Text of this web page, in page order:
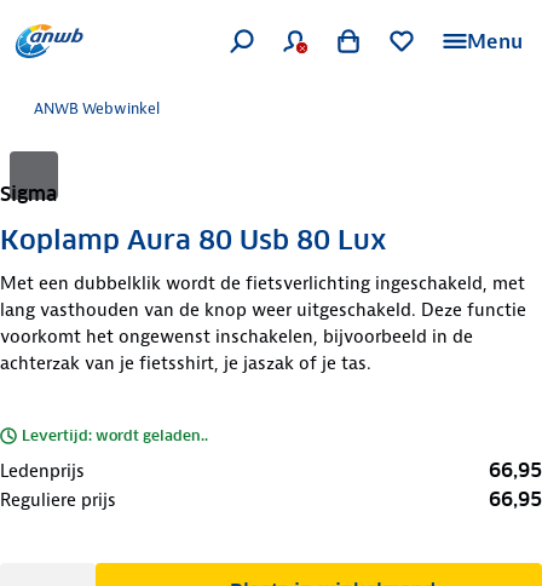
Menu
ANWB Webwinkel
Sigma
Koplamp Aura 80 Usb 80 Lux
Met een dubbelklik wordt de fietsverlichting ingeschakeld, met
lang vasthouden van de knop weer uitgeschakeld. Deze functie
voorkomt het ongewenst inschakelen, bijvoorbeeld in de
achterzak van je fietsshirt, je jaszak of je tas.
Levertijd: wordt geladen..
Ledenprijs 66,95
Reguliere prijs 66,95